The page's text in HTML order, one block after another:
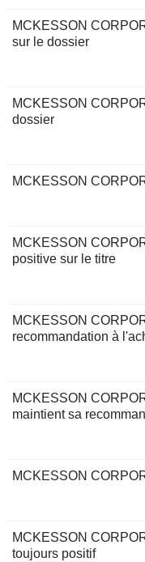
MCKESSON
sur le dossier
MCKESSON
dossier
MCKESSON
MCKESSON
positive sur le titre
MCKESSON
recommandation à
MCKESSON
maintient sa
MCKESSON
MCKESSON
toujours positif